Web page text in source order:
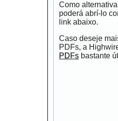
Como
poderá abrí-lo
link abaixo.
Caso deseje
PDFs, a
PDFs bastante